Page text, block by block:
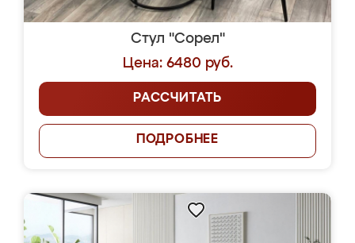
Стул "Сорел"
Цена: 6480 руб.
РАССЧИТАТЬ
ПОДРОБНЕЕ